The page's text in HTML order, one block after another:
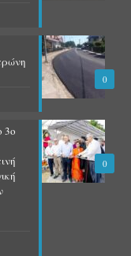
0
0
3ο